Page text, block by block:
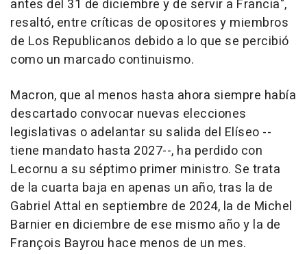
antes del 31 de diciembre y de servir a Francia",
resaltó, entre críticas de opositores y miembros
de Los Republicanos debido a lo que se percibió
como un marcado continuismo.
Macron, que al menos hasta ahora siempre había
descartado convocar nuevas elecciones
legislativas o adelantar su salida del Elíseo --
tiene mandato hasta 2027--, ha perdido con
Lecornu a su séptimo primer ministro. Se trata
de la cuarta baja en apenas un año, tras la de
Gabriel Attal en septiembre de 2024, la de Michel
Barnier en diciembre de ese mismo año y la de
François Bayrou hace menos de un mes.